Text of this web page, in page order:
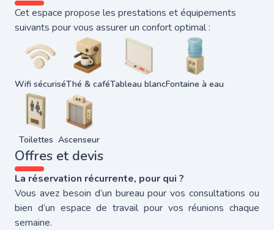
Cet espace propose les prestations et équipements
suivants pour vous assurer un confort optimal :
Wifi sécuriséThé & caféTableau blancFontaine à eau
Toilettes Ascenseur
Offres et devis
La réservation récurrente, pour qui ?
Vous avez besoin d’un bureau pour vos consultations ou
bien d’un espace de travail pour vos réunions chaque
semaine.